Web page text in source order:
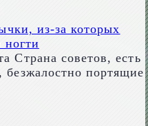
из-за которых
ногти
Страна советов, есть
портящие